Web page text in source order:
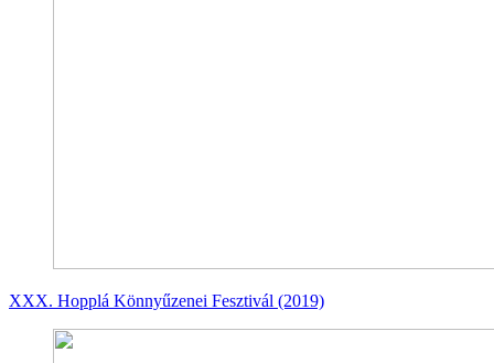
XXX. Hopplá Könnyűzenei Fesztivál (2019)